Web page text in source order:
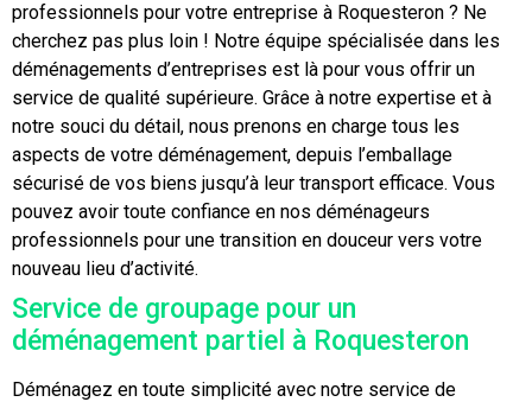
professionnels pour votre entreprise à Roquesteron ? Ne
cherchez pas plus loin ! Notre équipe spécialisée dans les
déménagements d’entreprises est là pour vous offrir un
service de qualité supérieure. Grâce à notre expertise et à
notre souci du détail, nous prenons en charge tous les
aspects de votre déménagement, depuis l’emballage
sécurisé de vos biens jusqu’à leur transport efficace. Vous
pouvez avoir toute confiance en nos déménageurs
professionnels pour une transition en douceur vers votre
nouveau lieu d’activité.
Service de groupage pour un
déménagement partiel à Roquesteron
Déménagez en toute simplicité avec notre service de